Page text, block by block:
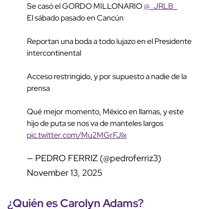
Se casó el GORDO MILLONARIO@_JRLB_
El sábado pasado en Cancún
Reportan una boda a todo lujazo en el Presidente
intercontinental
Acceso restringido, y por supuesto a nadie de la
prensa
Qué mejor momento, México en llamas, y este
hijo de puta se nos va de manteles largos
pic.twitter.com/Mu2MGrFJlx
— PEDRO FERRIZ (@pedroferriz3)
November 13, 2025
¿Quién esCarolyn Adams?